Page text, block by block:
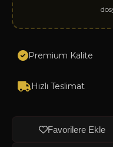
Premium Kalite
Hızlı Teslimat
Favorilere Ekle